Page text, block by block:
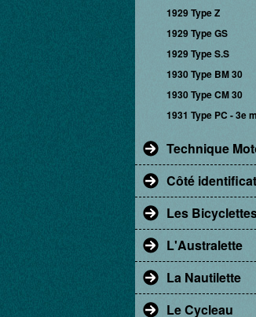
1929 Type Z
1929 Type GS
1929 Type S.S
1930 Type BM 30
1930 Type CM 30
1931 Type PC - 3e
Technique
Côté
Les Bicyclettes
L'Australette
La Nautilette
Le Cycleau